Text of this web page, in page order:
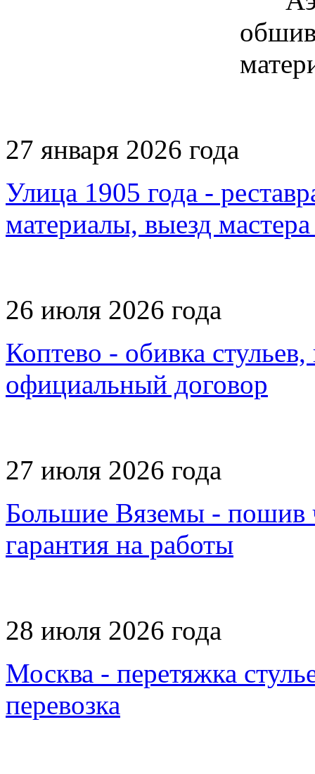
27 января 2026 года
Улица 1905 года -
материалы, выезд
26 июля 2026 года
Коптево - обивка
официальный договор
27 июля 2026 года
Большие Вяземы - пошив
гарантия на работы
28 июля 2026 года
Москва - перетяжка
перевозка